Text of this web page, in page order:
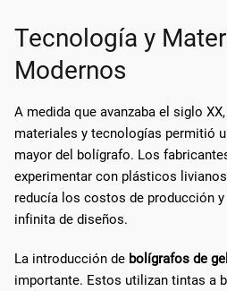
Tecnología y
Modernos
A medida que avanzaba el siglo
materiales y tecnologías permitió
mayor del bolígrafo. Los
experimentar con plásticos
reducía los costos de producción
infinita de diseños.
La introducción de bolígrafos de gel
importante. Estos utilizan tintas a